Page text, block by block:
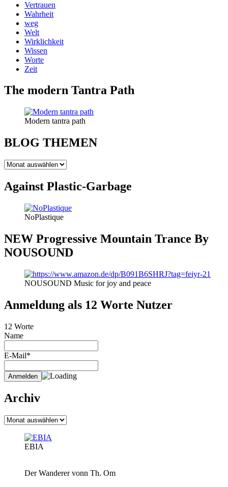
Vertrauen
Wahrheit
weg
Welt
Wirklichkeit
Wissen
Worte
Zeit
The modern Tantra Path
Modern tantra path
BLOG THEMEN
BLOG
Against Plastic-Garbage
NoPlastique
NEW Progressive Mountain Trance By
NOUSOUND
NOUSOUND Music for joy and peace
Anmeldung als 12 Worte Nutzer
12 Worte
Name
E-Mail*
Archiv
Archiv
EBIA
Der Wanderer vonn Th. Om